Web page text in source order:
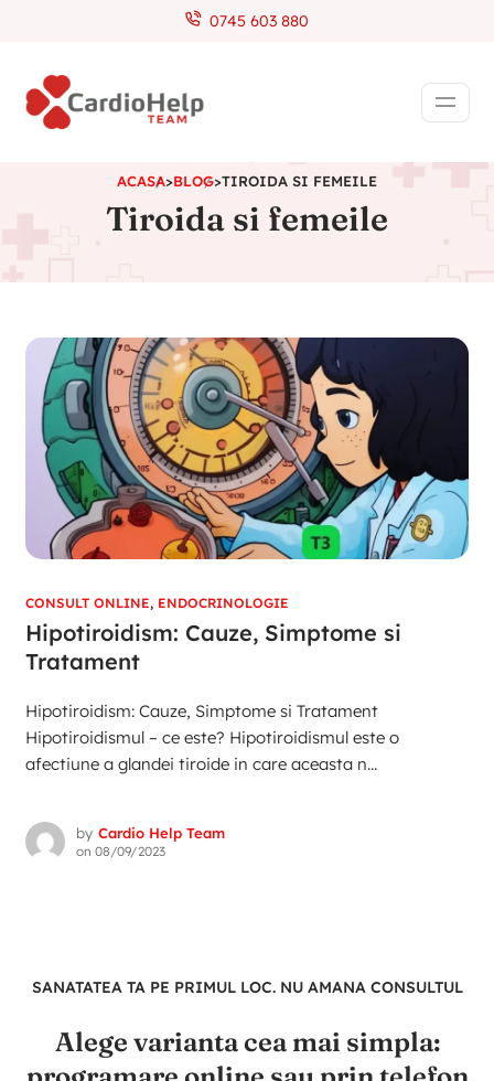
0745 603 880
ACASA>BLOG>TIROIDA SI FEMEILE
Tiroida si femeile
CONSULT ONLINE, ENDOCRINOLOGIE
Hipotiroidism: Cauze, Simptome si
Tratament
Hipotiroidism: Cauze, Simptome si Tratament
Hipotiroidismul – ce este? Hipotiroidismul este o
afectiune a glandei tiroide in care aceasta n...
by Cardio Help Team
on 08/09/2023
SANATATEA TA PE PRIMUL LOC. NU AMANA CONSULTUL
Alege varianta cea mai simpla: